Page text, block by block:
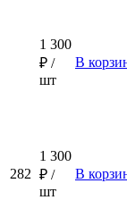
1 300
₽ /
шт
В
282
1 300
₽ /
шт
В